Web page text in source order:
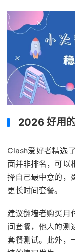
2026 好用
Clash爱好者精选
面并非排名，可以
择自己最中意的，
更长时间套餐。
建议翻墙者购买月
间套餐，他人的测
套餐测试。此外，